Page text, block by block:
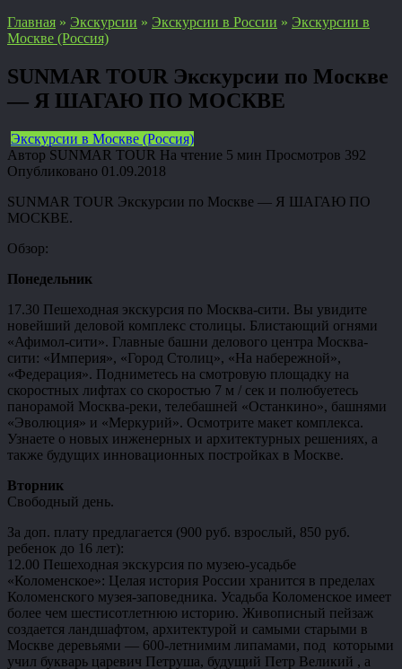
Главная » Экскурсии » Экскурсии в России » Экскурсии в
Москве (Россия)
SUNMAR TOUR Экскурсии по Москве
— Я ШАГАЮ ПО МОСКВЕ
Экскурсии в Москве (Россия)
Автор SUNMAR TOUR На чтение 5 мин Просмотров 392
Опубликовано 01.09.2018
SUNMAR TOUR Экскурсии по Москве — Я ШАГАЮ ПО
МОСКВЕ.
Обзор:
Понедельник
17.30 Пешеходная экскурсия по Москва-сити. Вы увидите
новейший деловой комплекс столицы. Блистающий огнями
«Афимол-сити». Главные башни делового центра Москва-
сити: «Империя», «Город Столиц», «На набережной»,
«Федерация». Подниметесь на смотровую площадку на
скоростных лифтах со скоростью 7 м / сек и полюбуетесь
панорамой Москва-реки, телебашней «Останкино», башнями
«Эволюция» и «Меркурий». Осмотрите макет комплекса.
Узнаете о новых инженерных и архитектурных решениях, а
также будущих инновационных постройках в Москве.
Вторник
Свободный день.
За доп. плату предлагается (900 руб. взрослый, 850 руб.
ребенок до 16 лет):
12.00 Пешеходная экскурсия по музею-усадьбе
«Коломенское»: Целая история России хранится в пределах
Коломенского музея-заповедника. Усадьба Коломенское имеет
более чем шестисотлетнюю историю. Живописный пейзаж
создается ландшафтом, архитектурой и самыми старыми в
Москве деревьями — 600-летнимим липамами, под которыми
учил букварь царевич Петруша, будущий Петр Великий , а